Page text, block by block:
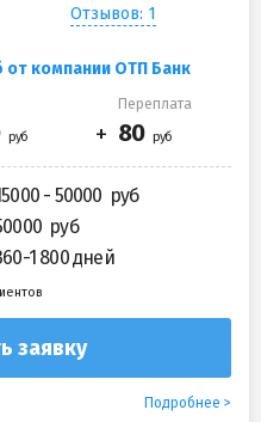
Отзывов: 1
компании ОТП Банк
Переплата
- 50000
1 800 дней
заявку
Подробнее